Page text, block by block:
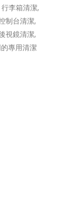
李箱清潔,
制台清潔,
視鏡清潔,
專用清潔